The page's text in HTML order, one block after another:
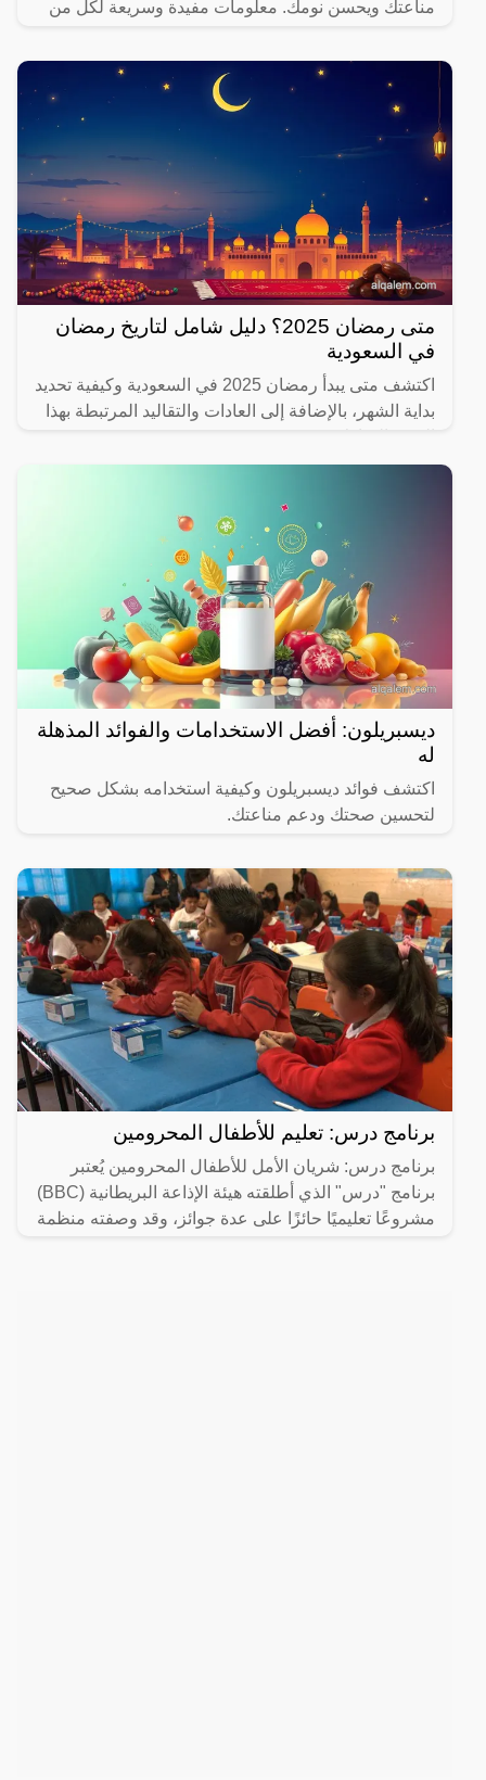
مناعتك ويحسن نومك. معلومات مفيدة وسريعة لكل من
متى رمضان 2025؟ دليل شامل لتاريخ رمضان
في السعودية
اكتشف متى يبدأ رمضان 2025 في السعودية وكيفية تحديد
بداية الشهر، بالإضافة إلى العادات والتقاليد المرتبطة بهذا
ديسبريلون: أفضل الاستخدامات والفوائد المذهلة
له
اكتشف فوائد ديسبريلون وكيفية استخدامه بشكل صحيح
لتحسين صحتك ودعم مناعتك.
برنامج درس: تعليم للأطفال المحرومين
برنامج درس: شريان الأمل للأطفال المحرومين يُعتبر
برنامج "درس" الذي أطلقته هيئة الإذاعة البريطانية (BBC)
مشروعًا تعليميًا حائزًا على عدة جوائز، وقد وصفته منظمة